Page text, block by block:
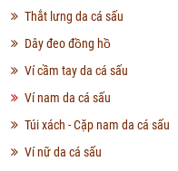
Thắt lưng da cá sấu
Dây đeo đồng hồ
Ví cầm tay da cá sấu
Ví nam da cá sấu
Túi xách - Cặp nam da cá sấu
Ví nữ da cá sấu